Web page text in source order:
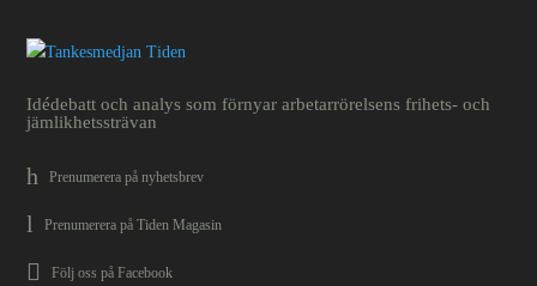
Idédebatt och analys som förnyar arbetarrörelsens frihets- och
jämlikhetssträvan
Prenumerera på nyhetsbrev
Prenumerera på Tiden Magasin
Följ oss på Facebook